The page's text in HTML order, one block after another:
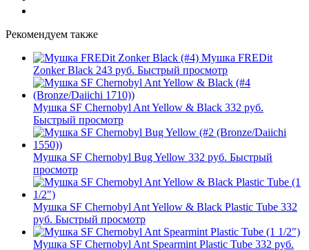
Рекомендуем также
Мушка FREDit
Zonker Black 243 руб. Быстрый просмотр
Мушка SF Chernobyl Ant Yellow & Black 332 руб.
Быстрый просмотр
Мушка SF Chernobyl Bug Yellow 332 руб. Быстрый
просмотр
Мушка SF Chernobyl Ant Yellow & Black Plastic Tube 332
руб. Быстрый просмотр
Мушка SF Chernobyl Ant Spearmint Plastic Tube 332 руб.